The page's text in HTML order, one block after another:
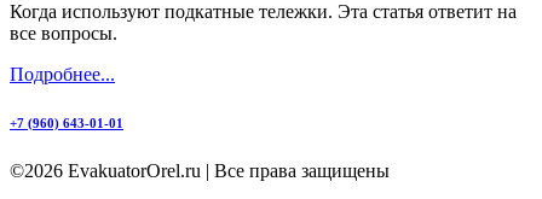
Когда используют подкатные тележки. Эта статья ответит на
все вопросы.
Подробнее...
+7 (960) 643-01-01
©2026 EvakuatorOrel.ru | Все права защищены